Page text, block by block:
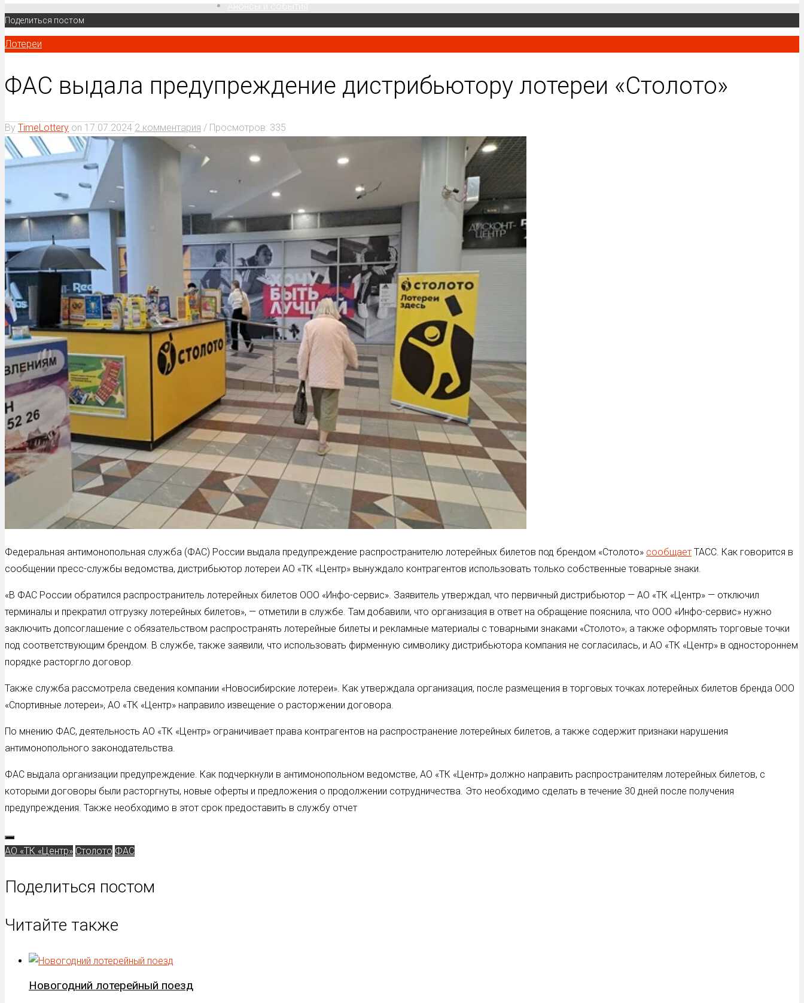
Поделиться постом
Лотереи
ФАС выдала предупреждение дистрибьютору лотереи «Столото»
By TimeLottery on 17.07.2024 2 комментария / Просмотров: 335
Федеральная антимонопольная служба (ФАС) России выдала предупреждение распространителю лотерейных билетов под брендом «Столото» сообщает ТАСС. Как говорится в
сообщении пресс-службы ведомства, дистрибьютор лотереи АО «ТК «Центр» вынуждало контрагентов использовать только собственные товарные знаки.
«В ФАС России обратился распространитель лотерейных билетов ООО «Инфо-сервис». Заявитель утверждал, что первичный дистрибьютор — АО «ТК «Центр» — отключил
терминалы и прекратил отгрузку лотерейных билетов», — отметили в службе. Там добавили, что организация в ответ на обращение пояснила, что ООО «Инфо-сервис» нужно
заключить допсоглашение с обязательством распространять лотерейные билеты и рекламные материалы с товарными знаками «Столото», а также оформлять торговые точки
под соответствующим брендом. В службе, также заявили, что использовать фирменную символику дистрибьютора компания не согласилась, и АО «ТК «Центр» в одностороннем
порядке расторгло договор.
Также служба рассмотрела сведения компании «Новосибирские лотереи». Как утверждала организация, после размещения в торговых точках лотерейных билетов бренда ООО
«Спортивные лотереи», АО «ТК «Центр» направило извещение о расторжении договора.
По мнению ФАС, деятельность АО «ТК «Центр» ограничивает права контрагентов на распространение лотерейных билетов, а также содержит признаки нарушения
антимонопольного законодательства.
ФАС выдала организации предупреждение. Как подчеркнули в антимонопольном ведомстве, АО «ТК «Центр» должно направить распространителям лотерейных билетов, с
которыми договоры были расторгнуты, новые оферты и предложения о продолжении сотрудничества. Это необходимо сделать в течение 30 дней после получения
предупреждения. Также необходимо в этот срок предоставить в службу отчет
АО «ТК «Центр» Столото ФАС
Поделиться постом
Читайте также
Новогодний лотерейный поезд